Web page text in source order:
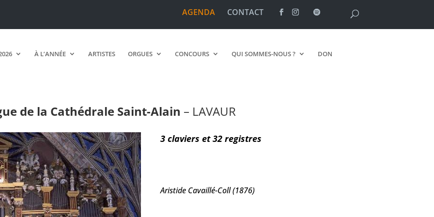
AGENDA CONTACT
À L’ANNÉE ARTISTES ORGUES CONCOURS QUI SOMMES-NOUS ? DON
de la Cathédrale Saint-Alain – LAVAUR
3 claviers et 32 registres
Aristide Cavaillé-Coll (1876)